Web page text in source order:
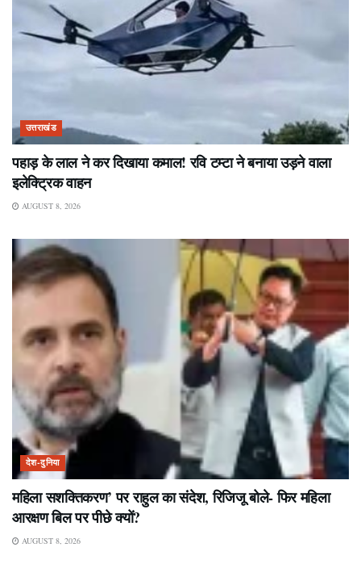
उत्तराखंड
पहाड़ के लाल ने कर दिखाया कमाल! रवि टम्टा ने बनाया उड़ने वाला
इलेक्ट्रिक वाहन
AUGUST 8, 2026
देश-दुनिया
महिला सशक्तिकरण’ पर राहुल का संदेश, रिजिजू बोले- फिर महिला
आरक्षण बिल पर पीछे क्यों?
AUGUST 8, 2026